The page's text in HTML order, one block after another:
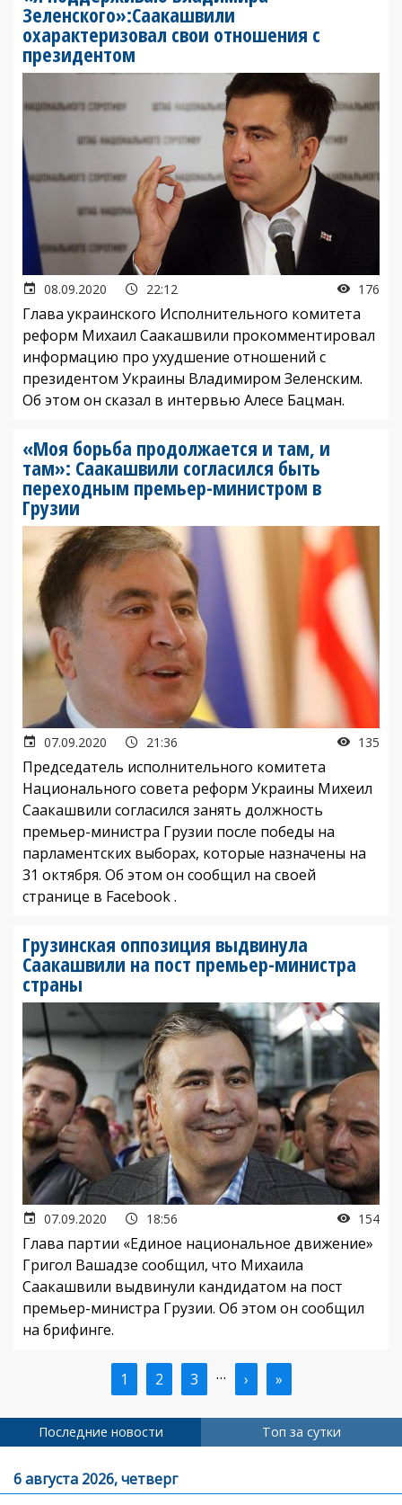
Зеленского»:Саакашвили
охарактеризовал свои отношения с
президентом
08.09.2020 22:12 176
Глава украинского Исполнительного комитета
реформ Михаил Саакашвили прокомментировал
информацию про ухудшение отношений с
президентом Украины Владимиром Зеленским.
Об этом он сказал в интервью Алесе Бацман.
«Моя борьба продолжается и там, и
там»: Саакашвили согласился быть
переходным премьер-министром в
Грузии
07.09.2020 21:36 135
Председатель исполнительного комитета
Национального совета реформ Украины Михеил
Саакашвили согласился занять должность
премьер-министра Грузии после победы на
парламентских выборах, которые назначены на
31 октября. Об этом он сообщил на своей
странице в Facebook .
Грузинская оппозиция выдвинула
Саакашвили на пост премьер-министра
страны
07.09.2020 18:56 154
Глава партии «Единое национальное движение»
Григол Вашадзе сообщил, что Михаила
Саакашвили выдвинули кандидатом на пост
премьер-министра Грузии. Об этом он сообщил
на брифинге.
Текущая
страница
1 Страница
2 Страница
3 … Следующая
страница
› Последняя
страница
»
Последние новости Топ за сутки
6 августа 2026, четверг